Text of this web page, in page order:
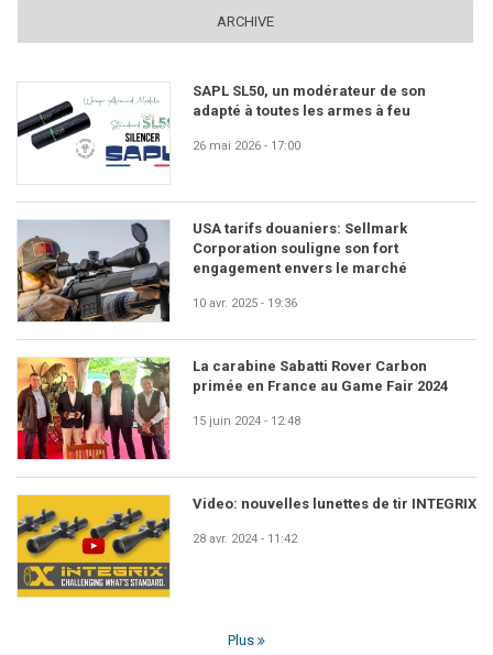
ARCHIVE
SAPL SL50, un modérateur de son
adapté à toutes les armes à feu
26 mai 2026 - 17:00
USA tarifs douaniers: Sellmark
Corporation souligne son fort
engagement envers le marché
10 avr. 2025 - 19:36
La carabine Sabatti Rover Carbon
primée en France au Game Fair 2024
15 juin 2024 - 12:48
Video: nouvelles lunettes de tir INTEGRIX
28 avr. 2024 - 11:42
Plus